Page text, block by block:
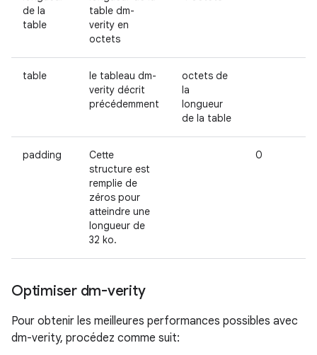
de la
table
table dm-
verity en
octets
table
le tableau dm-
verity décrit
précédemment
octets de
la
longueur
de la table
padding
Cette
structure est
remplie de
zéros pour
atteindre une
longueur de
32 ko.
0
Optimiser dm-verity
Pour obtenir les meilleures performances possibles avec
dm-verity, procédez comme suit: